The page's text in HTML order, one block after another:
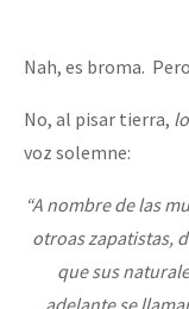
Nah, es broma.
No, al pisar tierra,
voz solemne:
“A nombre de las
otroas zapatistas,
que sus
adelante se